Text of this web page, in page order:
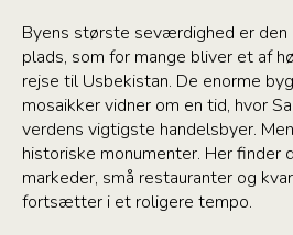
Byens største seværdighed er
plads, som for mange bliver et af
rejse til Usbekistan. De enorme
mosaikker vidner om en tid, hvor
verdens vigtigste handelsbyer.
historiske monumenter. Her finder
markeder, små restauranter og
fortsætter i et roligere tempo.